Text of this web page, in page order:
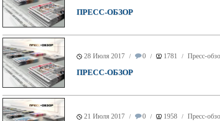
ПРЕСС-ОБЗОР
28 Июля 2017 / 0 / 1781 / Пресс-
ПРЕСС-ОБЗОР
21 Июля 2017 / 0 / 1958 / Пресс-